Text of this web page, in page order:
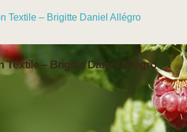
Textile – Brigitte Daniel Allégro